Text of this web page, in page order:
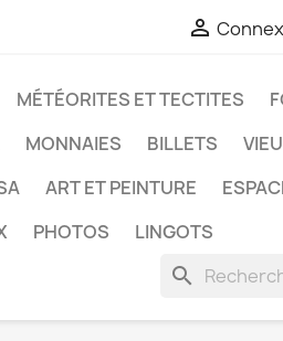

MÉTÉORITES ET TECTITES
MONNAIES BILLETS
ART ET PEINTURE
PHOTOS LINGOTS
search